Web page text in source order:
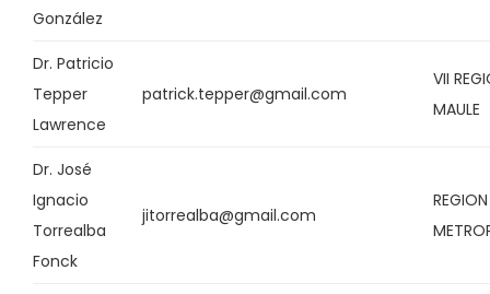
González
Dr. Patricio
Tepper
Lawrence
patrick.tepper@gmail.com
VII
MAULE
Dr. José
Ignacio
Torrealba
Fonck
jitorrealba@gmail.com
REGION